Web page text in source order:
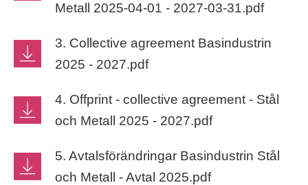
Metall 2025-04-01 - 2027-03-31.pdf
3. Collective agreement Basindustrin
2025 - 2027.pdf
4. Offprint - collective agreement - Stål
och Metall 2025 - 2027.pdf
5. Avtalsförändringar Basindustrin Stål
och Metall - Avtal 2025.pdf